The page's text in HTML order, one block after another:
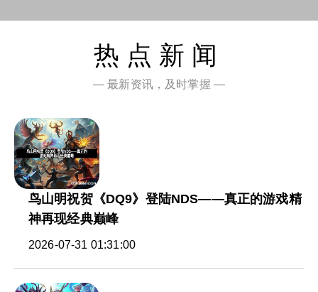
热点新闻
— 最新资讯，及时掌握 —
鸟山明祝贺《DQ9》登陆NDS——真正的游戏精
神再现经典巅峰
2026-07-31 01:31:00